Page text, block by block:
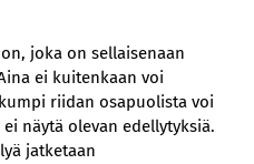
joka on sellaisenaan
ei kuitenkaan voi
riidan osapuolista voi
näytä olevan edellytyksiä.
jatketaan